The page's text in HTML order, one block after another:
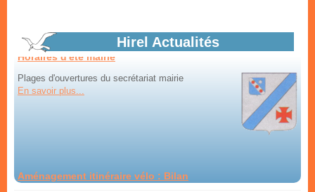
Hirel Actualités
Plages d'ouvertures du secrétariat mairie
En savoir plus...
d'aménagement par Saint-Malo Agglomération...